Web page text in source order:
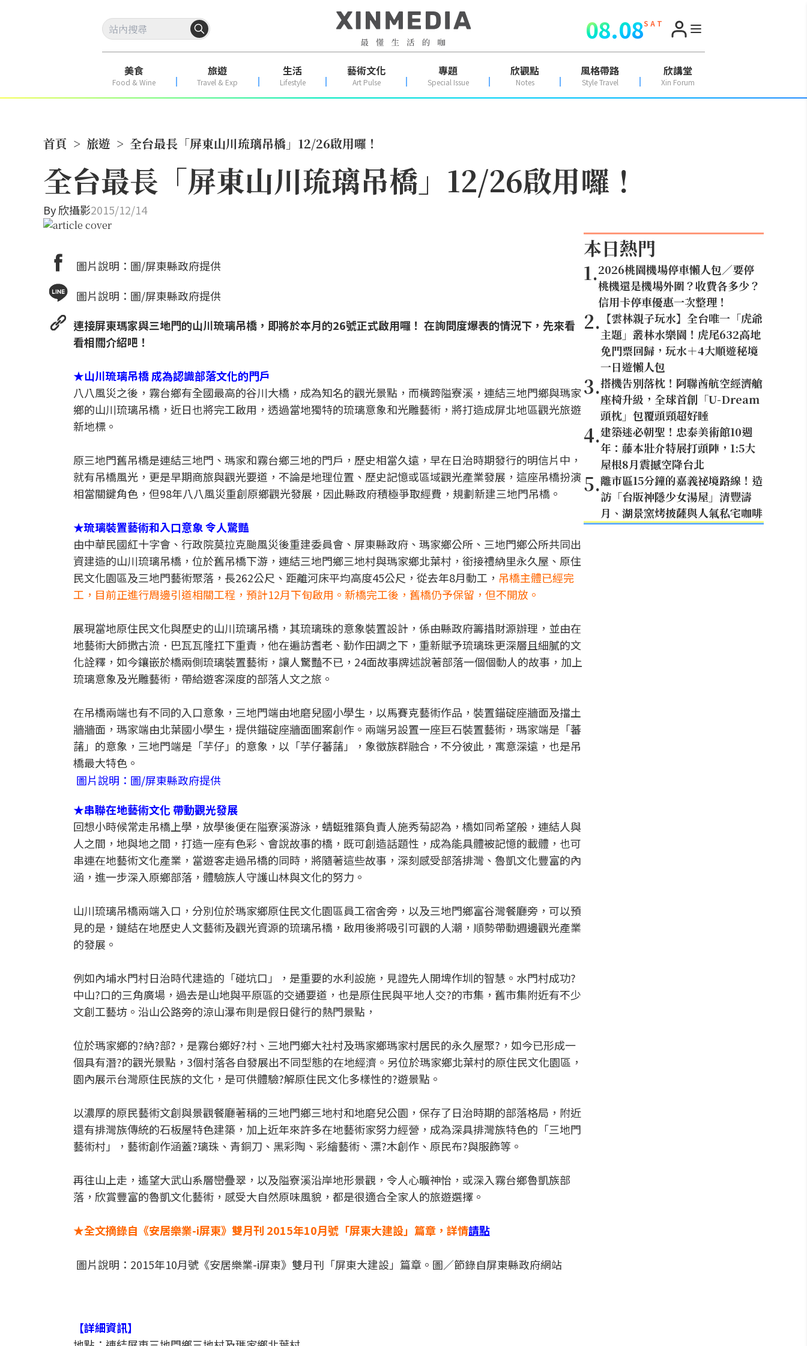
08.08S A T
美食
Food & Wine
旅遊
Travel & Exp
生活
Lifestyle
藝術文化
Art Pulse
專題
Special Issue
欣觀點
Notes
風格帶路
Style Travel
欣講堂
Xin Forum
首頁 > 旅遊 > 全台最長「屏東山川琉璃吊橋」12/26啟用囉！
全台最長「屏東山川琉璃吊橋」12/26啟用囉！
By欣攝影2015/12/14
圖片說明：圖/屏東縣政府提供
圖片說明：圖/屏東縣政府提供
連接屏東瑪家與三地門的山川琉璃吊橋，即將於本月的26號正式啟用囉！ 在詢問度爆表的情況下，先來看
看相關介紹吧！
★山川琉璃吊橋 成為認識部落文化的門戶
八八風災之後，霧台鄉有全國最高的谷川大橋，成為知名的觀光景點，而橫跨隘寮溪，連結三地門鄉與瑪家
鄉的山川琉璃吊橋，近日也將完工啟用，透過當地獨特的琉璃意象和光雕藝術，將打造成屏北地區觀光旅遊
新地標。
原三地門舊吊橋是連結三地門、瑪家和霧台鄉三地的門戶，歷史相當久遠，早在日治時期發行的明信片中，
就有吊橋風光，更是早期商旅與觀光要道，不論是地理位置、歷史記憶或區域觀光產業發展，這座吊橋扮演
相當關鍵角色，但98年八八風災重創原鄉觀光發展，因此縣政府積極爭取經費，規劃新建三地門吊橋。
★琉璃裝置藝術和入口意象 令人驚豔
由中華民國紅十字會、行政院莫拉克颱風災後重建委員會、屏東縣政府、瑪家鄉公所、三地門鄉公所共同出
資建造的山川琉璃吊橋，位於舊吊橋下游，連結三地門鄉三地村與瑪家鄉北葉村，銜接禮納里永久屋、原住
民文化園區及三地門藝術聚落，長262公尺、距離河床平均高度45公尺，從去年8月動工， 吊橋主體已經完
工，目前正進行周邊引道相關工程，預計12月下旬啟用。新橋完工後，舊橋仍予保留，但不開放。
展現當地原住民文化與歷史的山川琉璃吊橋，其琉璃珠的意象裝置設計，係由縣政府籌措財源辦理，並由在
地藝術大師撒古流．巴瓦瓦隆扛下重責，他在遍訪耆老、勤作田調之下，重新賦予琉璃珠更深層且細膩的文
化詮釋，如今鑲嵌於橋兩側琉璃裝置藝術，讓人驚豔不已，24面故事牌述說著部落一個個動人的故事，加上
琉璃意象及光雕藝術，帶給遊客深度的部落人文之旅。
在吊橋兩端也有不同的入口意象，三地門端由地磨兒國小學生，以馬賽克藝術作品，裝置錨碇座牆面及擋土
牆牆面，瑪家端由北葉國小學生，提供錨碇座牆面圖案創作。兩端另設置一座巨石裝置藝術，瑪家端是「蕃
藷」的意象，三地門端是「芋仔」的意象，以「芋仔蕃藷」，象徵族群融合，不分彼此，寓意深遠，也是吊
橋最大特色。
圖片說明：圖/屏東縣政府提供
★串聯在地藝術文化 帶動觀光發展
回想小時候常走吊橋上學，放學後便在隘寮溪游泳，蜻蜓雅築負責人施秀菊認為，橋如同希望般，連結人與
人之間，地與地之間，打造一座有色彩、會說故事的橋，既可創造話題性，成為能具體被記憶的載體，也可
串連在地藝術文化產業，當遊客走過吊橋的同時，將隨著這些故事，深刻感受部落排灣、魯凱文化豐富的內
涵，進一步深入原鄉部落，體驗族人守護山林與文化的努力。
山川琉璃吊橋兩端入口，分別位於瑪家鄉原住民文化園區員工宿舍旁，以及三地門鄉富谷灣餐廳旁，可以預
見的是，鏈結在地歷史人文藝術及觀光資源的琉璃吊橋，啟用後將吸引可觀的人潮，順勢帶動週邊觀光產業
的發展。
例如內埔水門村日治時代建造的「碰坑口」，是重要的水利設施，見證先人開埤作圳的智慧。水門村成功?
中山?口的三角廣場，過去是山地與平原區的交通要道，也是原住民與平地人交?的市集，舊市集附近有不少
文創工藝坊。沿山公路旁的涼山瀑布則是假日健行的熱門景點，
位於瑪家鄉的?納?部?，是霧台鄉好?村、三地門鄉大社村及瑪家鄉瑪家村居民的永久屋聚?，如今已形成一
個具有潛?的觀光景點，3個村落各自發展出不同型態的在地經濟。另位於瑪家鄉北葉村的原住民文化園區，
園內展示台灣原住民族的文化，是可供體驗?解原住民文化多樣性的?遊景點。
以濃厚的原民藝術文創與景觀餐廳著稱的三地門鄉三地村和地磨兒公園，保存了日治時期的部落格局，附近
還有排灣族傳統的石板屋特色建築，加上近年來許多在地藝術家努力經營，成為深具排灣族特色的「三地門
藝術村」，藝術創作涵蓋?璃珠、青銅刀、黑彩陶、彩繪藝術、漂?木創作、原民布?與服飾等。
再往山上走，遙望大武山系層巒疊翠，以及隘寮溪沿岸地形景觀，令人心曠神怡，或深入霧台鄉魯凱族部
落，欣賞豐富的魯凱文化藝術，感受大自然原味風貌，都是很適合全家人的旅遊選擇。
★全文摘錄自《安居樂業-i屏東》雙月刊 2015年10月號「屏東大建設」篇章，詳情請點
圖片說明：2015年10月號《安居樂業-i屏東》雙月刊「屏東大建設」篇章。圖／節錄自屏東縣政府網站
【詳細資訊】
本日熱門
1.2026桃園機場停車懶人包／要停
桃機還是機場外圍？收費各多少？
信用卡停車優惠一次整理！
2. 【雲林親子玩水】全台唯一「虎爺
主題」叢林水樂園！虎尾632高地
免門票回歸，玩水＋4大順遊秘境
一日遊懶人包
3.搭機告別落枕！阿聯酋航空經濟艙
座椅升級，全球首創「U-Dream
頭枕」包覆頭頸超好睡
4.建築迷必朝聖！忠泰美術館10週
年：藤本壯介特展打頭陣，1:5大
屋根8月震撼空降台北
5.離市區15分鐘的嘉義祕境路線！造
訪「台版神隱少女湯屋」清豐濤
月、湖景窯烤披薩與人氣私宅咖啡